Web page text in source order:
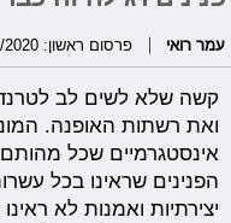
עמר רואי פרסום ראשון: 14/06/2020, 13:00
קשה שלא לשים לב
ואת רשתות האופנה.
אינסטגרמיים שכל
הפנינים שראינו בכל
יצירתיות ואמנות לא